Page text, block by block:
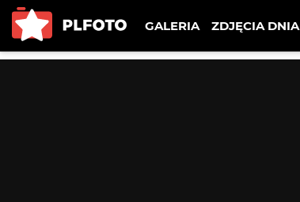
GALERIA ZDJĘCIA DNIA